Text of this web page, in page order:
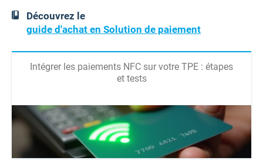
Découvrez le
guide d'achat en Solution de paiement
Intégrer les paiements NFC sur votre TPE : étapes
et tests